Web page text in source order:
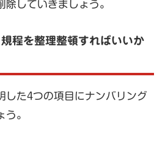
していきましょう。
程を整理整頓すればいいか
した4つの項目にナンバリング
。